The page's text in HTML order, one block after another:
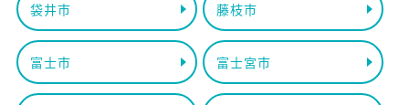
袋井市 藤枝市
富士市 富士宮市